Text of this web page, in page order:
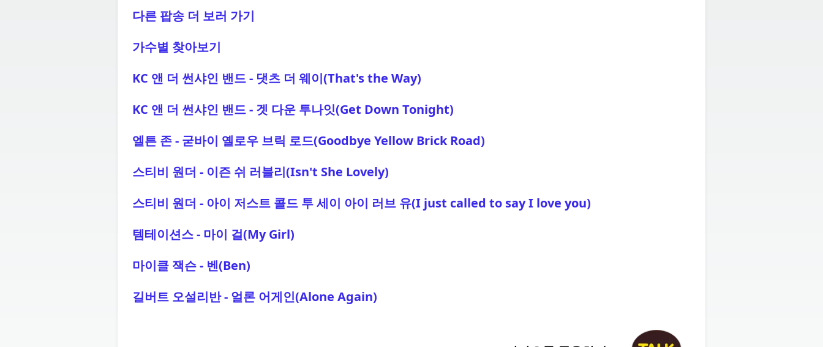
다른 팝송 더 보러 가기
가수별 찾아보기
KC 앤 더 썬샤인 밴드 - 댓츠 더 웨이(That's the Way)
KC 앤 더 썬샤인 밴드 - 겟 다운 투나잇(Get Down Tonight)
엘튼 존 - 굳바이 옐로우 브릭 로드(Goodbye Yellow Brick Road)
스티비 원더 - 이즌 쉬 러블리(Isn't She Lovely)
스티비 원더 - 아이 저스트 콜드 투 세이 아이 러브 유(I just called to say I love you)
템테이션스 - 마이 걸(My Girl)
마이클 잭슨 - 벤(Ben)
길버트 오설리반 - 얼론 어게인(Alone Again)